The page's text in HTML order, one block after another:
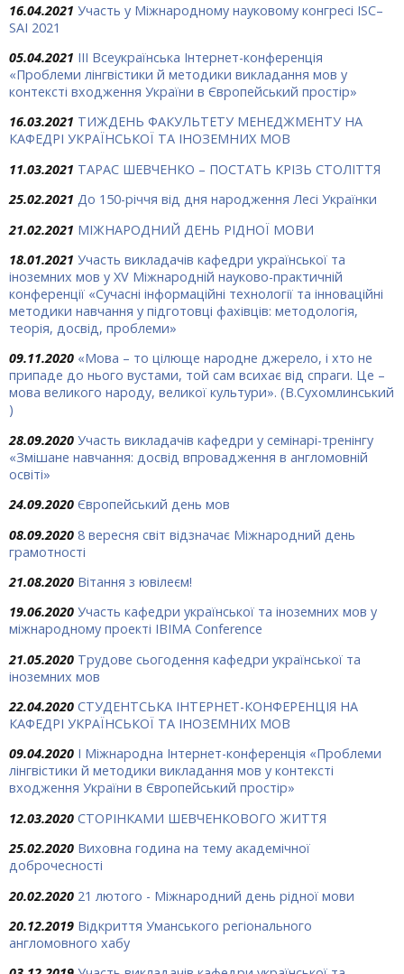
16.04.2021 Участь у Міжнародному науковому конгресі ISC–
SAI 2021
05.04.2021 IІІ Всеукраїнська Інтернет-конференція
«Проблеми лінгвістики й методики викладання мов у
контексті входження України в Європейський простір»
16.03.2021 ТИЖДЕНЬ ФАКУЛЬТЕТУ МЕНЕДЖМЕНТУ НА
КАФЕДРІ УКРАЇНСЬКОЇ ТА ІНОЗЕМНИХ МОВ
11.03.2021 ТАРАС ШЕВЧЕНКО – ПОСТАТЬ КРІЗЬ СТОЛІТТЯ
25.02.2021 До 150-річчя від дня народження Лесі Українки
21.02.2021 МІЖНАРОДНИЙ ДЕНЬ РІДНОЇ МОВИ
18.01.2021 Участь викладачів кафедри української та
іноземних мов у XV Міжнародній науково-практичній
конференції «Сучасні інформаційні технології та інноваційні
методики навчання у підготовці фахівців: методологія,
теорія, досвід, проблеми»
09.11.2020 «Мова – то цілюще народ­не джерело, і хто не
припаде до нього вустами, той сам всихає від спраги. Це –
мова великого народу, великої культури». (В.Сухомлинський
)
28.09.2020 Участь викладачів кафедри у семінарі-тренінгу
«Змішане навчання: досвід впровадження в англомовній
освіті»
24.09.2020 Європейський день мов
08.09.2020 8 вересня світ відзначає Міжнародний день
грамотності
21.08.2020 Вітання з ювілеєм!
19.06.2020 Участь кафедри української та іноземних мов у
міжнародному проекті IBIMA Conference
21.05.2020 Трудове сьогодення кафедри української та
іноземних мов
22.04.2020 СТУДЕНТСЬКА ІНТЕРНЕТ-КОНФЕРЕНЦІЯ НА
КАФЕДРІ УКРАЇНСЬКОЇ ТА ІНОЗЕМНИХ МОВ
09.04.2020 I Міжнародна Інтернет-конференція «Проблеми
лінгвістики й методики викладання мов у контексті
входження України в Європейський простір»
12.03.2020 СТОРІНКАМИ ШЕВЧЕНКОВОГО ЖИТТЯ
25.02.2020 Виховна година на тему академічної
доброчесності
20.02.2020 21 лютого - Міжнародний день рідної мови
20.12.2019 Відкриття Уманського регіонального
англомовного хабу